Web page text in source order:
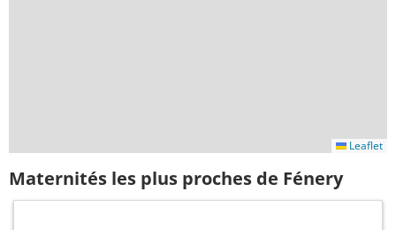
Leaflet
Maternités les plus proches de Fénery